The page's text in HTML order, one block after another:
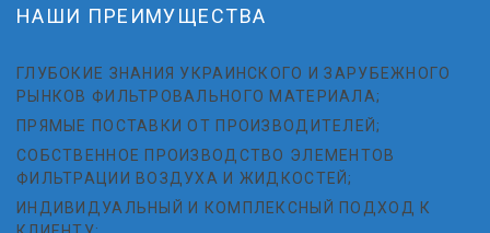
НАШИ ПРЕИМУЩЕСТВА
ГЛУБОКИЕ ЗНАНИЯ УКРАИНСКОГО И ЗАРУБЕЖНОГО
РЫНКОВ ФИЛЬТРОВАЛЬНОГО МАТЕРИАЛА;
ПРЯМЫЕ ПОСТАВКИ ОТ ПРОИЗВОДИТЕЛЕЙ;
СОБСТВЕННОЕ ПРОИЗВОДСТВО ЭЛЕМЕНТОВ
ФИЛЬТРАЦИИ ВОЗДУХА И ЖИДКОСТЕЙ;
ИНДИВИДУАЛЬНЫЙ И КОМПЛЕКСНЫЙ ПОДХОД К